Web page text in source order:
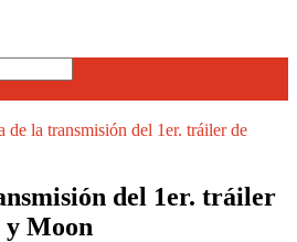
de la transmisión del 1er. tráiler de
del 1er. tráiler
y Moon